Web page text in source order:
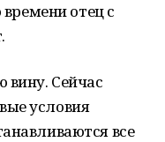
отец с
вину. Сейчас
условия
все